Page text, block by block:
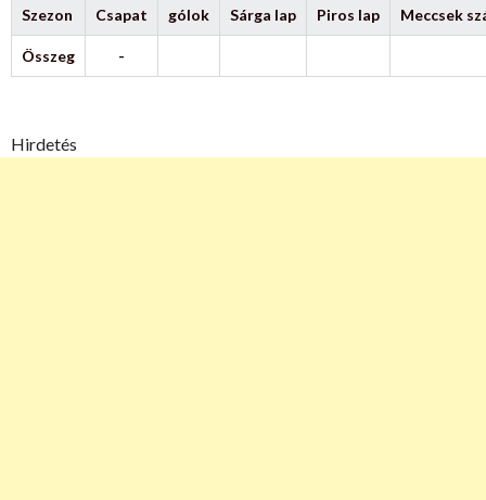
Szezon Csapat gólok Sárga lap Piros lap Meccsek
Összeg -
Hirdetés